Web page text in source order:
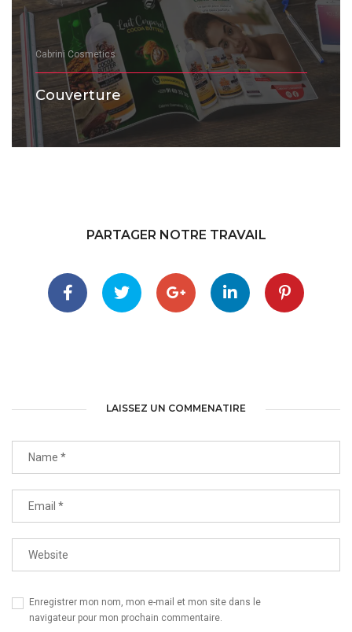
Cabrini Cosmetics
Couverture
PARTAGER NOTRE TRAVAIL
LAISSEZ UN COMMENATIRE
Enregistrer mon nom, mon e-mail et mon site dans le
navigateur pour mon prochain commentaire.